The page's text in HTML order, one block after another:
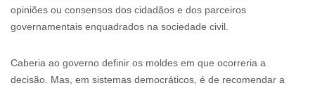
opiniões ou consensos dos cidadãos e dos parceiros
governamentais enquadrados na sociedade civil.
Caberia ao governo definir os moldes em que ocorreria a
decisão. Mas, em sistemas democráticos, é de recomendar a